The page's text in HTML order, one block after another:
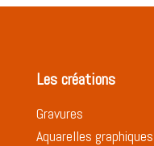
Les créations
Gravures
Aquarelles graphiques